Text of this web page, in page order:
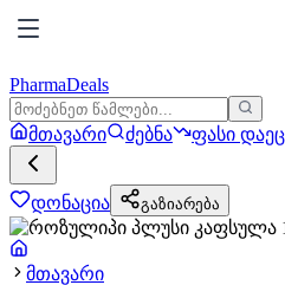
PharmaDeals
მთავარი ძებნა ფასი
დონაცია გაზიარება
მთავარი